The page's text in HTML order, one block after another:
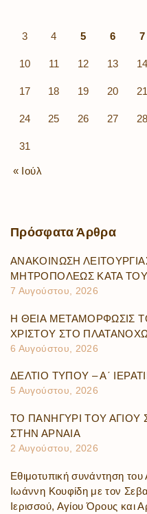
3 4 5 6 7
10 11 12 13 14
17 18 19 20 21
24 25 26 27 28
31
« Ιούλ
Πρόσφατα Άρθρα
ΑΝΑΚΟΙΝΩΣΗ
ΜΗΤΡΟΠΟΛΕΩΣ ΚΑΤΑ
7 Αυγούστου, 2026
Η ΘΕΙΑ ΜΕΤΑΜΟΡΦΩΣΙΣ
ΧΡΙΣΤΟΥ ΣΤΟ
6 Αυγούστου, 2026
ΔΕΛΤΙΟ ΤΥΠΟΥ – Α΄
5 Αυγούστου, 2026
ΤΟ ΠΑΝΗΓΥΡΙ ΤΟΥ ΑΓΙΟΥ
ΣΤΗΝ ΑΡΝΑΙΑ
2 Αυγούστου, 2026
Εθιμοτυπική συνάντηση του
Ιωάννη Κουφίδη με τον
Ιερισσού, Αγίου Όρους και